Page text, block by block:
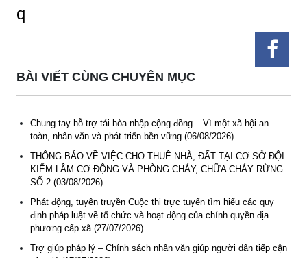
q
BÀI VIẾT CÙNG CHUYÊN MỤC
Chung tay hỗ trợ tái hòa nhập cộng đồng – Vì một xã hội an
toàn, nhân văn và phát triển bền vững (06/08/2026)
THÔNG BÁO VỀ VIỆC CHO THUÊ NHÀ, ĐẤT TẠI CƠ SỞ ĐỘI
KIỂM LÂM CƠ ĐỘNG VÀ PHÒNG CHÁY, CHỮA CHÁY RỪNG
SỐ 2 (03/08/2026)
Phát động, tuyên truyền Cuộc thi trực tuyến tìm hiểu các quy
định pháp luật về tổ chức và hoạt động của chính quyền địa
phương cấp xã (27/07/2026)
Trợ giúp pháp lý – Chính sách nhân văn giúp người dân tiếp cận
Thông báo Tuyển lao động Việt Nam vào các vị trí dự kiến